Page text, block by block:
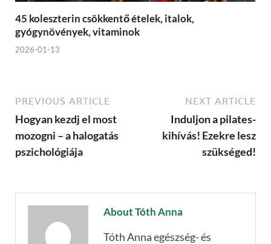
45 koleszterin csökkentő ételek, italok,
gyógynövények, vitaminok
2026-01-13
PREVIOUS ARTICLE
Hogyan kezdj el most
mozogni – a halogatás
pszichológiája
NEXT ARTICLE
Induljon a pilates-
kihívás! Ezekre lesz
szükséged!
About Tóth Anna
Tóth Anna egészség- és